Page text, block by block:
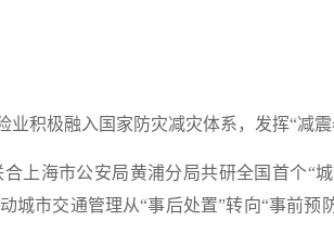
业积极融入国家防灾减灾体系，发挥“减震
合上海市公安局黄浦分局共研全国首个“
市交通管理从“事后处置”转向“事前预